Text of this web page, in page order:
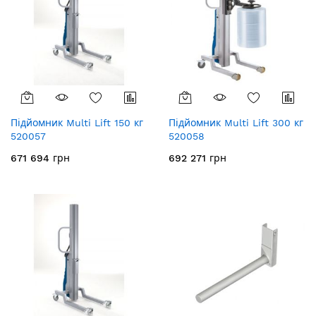
Підйомник Multi Lift 150 кг
520057
671 694 грн
Підйомник Multi Lift 300 кг
520058
692 271 грн